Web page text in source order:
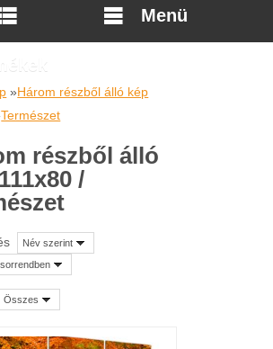
Menü
»Három részből álló kép
Természet
részből álló
/
Név szerint
Összes